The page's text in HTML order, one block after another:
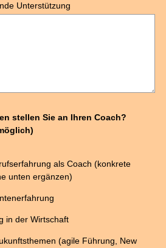
Unterstützung
stellen Sie an Ihren Coach?
als Coach (konkrete
unten ergänzen)
in der Wirtschaft
(agile Führung, New